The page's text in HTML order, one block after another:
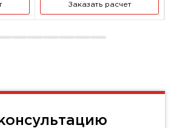
Заказать расчет